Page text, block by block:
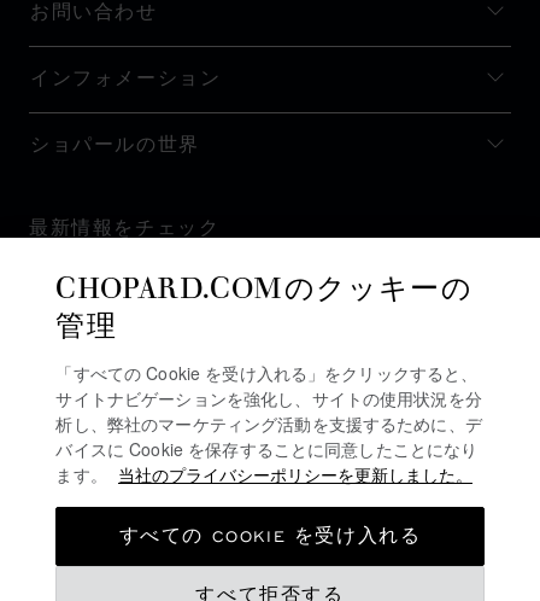
お問い合わせ
インフォメーション
ショパールの世界
最新情報をチェック
ニュースレターを購読
プライバシーポリシー
クッキーポリシー
ご利用規約
CHOPARD.COMのクッキーの
管理
「すべての Cookie を受け入れる」をクリックすると、
サイトナビゲーションを強化し、サイトの使用状況を分
析し、弊社のマーケティング活動を支援するために、デ
バイスに Cookie を保存することに同意したことになり
ます。
当社のプライバシーポリシーを更新しました。
すべて拒否する
すべての COOKIE を受け入れる